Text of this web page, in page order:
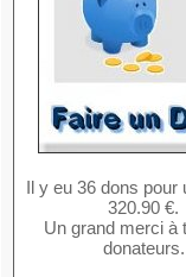
Il y eu 36 dons pour
320.90 €.
Un grand merci à
donateurs.